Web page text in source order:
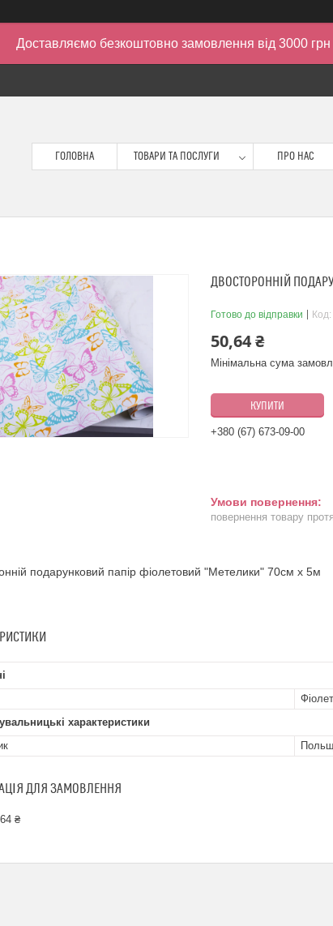
Доставляємо безкоштовно замовлення від 3000 грн
ГОЛОВНА ТОВАРИ ТА ПОСЛУГИ ПРО НАС
ДВОСТОРОННІЙ
Готово до відправки Код:
50,64 ₴
Мінімальна сума
КУПИТИ
+380 (67) 673-09-00
повернення товару
подарунковий папір фіолетовий "Метелики" 70см х 5м
характеристики
ДЛЯ ЗАМОВЛЕННЯ
₴